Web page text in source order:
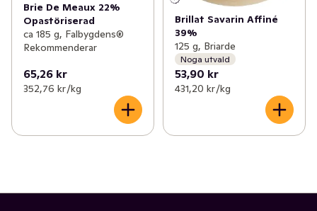
Brie De Meaux 22%
Opastöriserad
ca 185 g, Falbygdens®
Rekommenderar
65,26 kr
352,76 kr /kg
Brillat Savarin Affiné
39%
125 g, Briarde
Noga utvald
53,90 kr
431,20 kr /kg